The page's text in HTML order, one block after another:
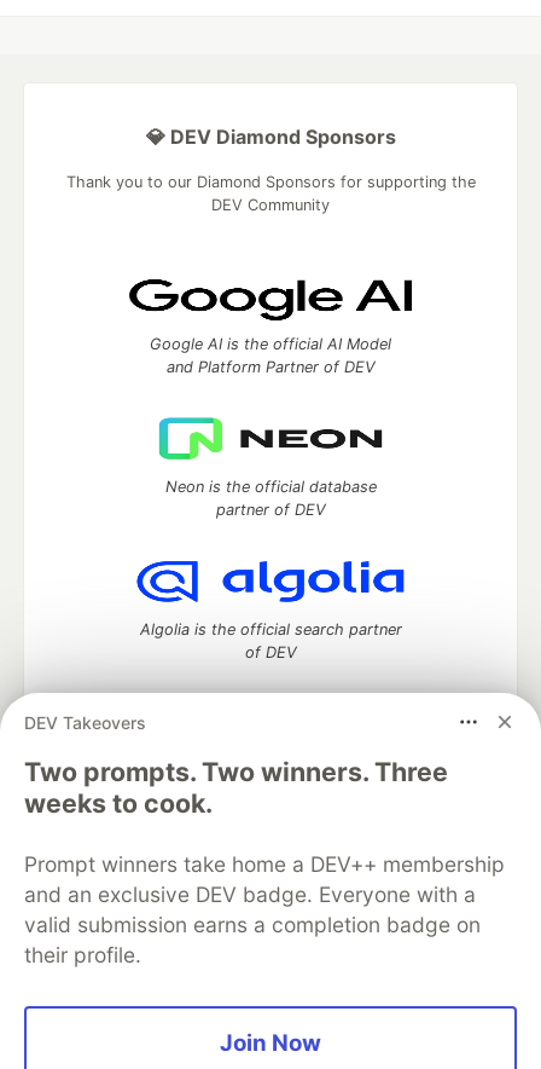
DEV Takeovers
Two prompts. Two winners. Three
weeks to cook.
Prompt winners take home a DEV++ membership
and an exclusive DEV badge. Everyone with a
valid submission earns a completion badge on
their profile.
Join Now
💎 DEV Diamond Sponsors
Thank you to our Diamond Sponsors for supporting the
DEV Community
Google AI is the official AI Model
and Platform Partner of DEV
Neon is the official database
partner of DEV
Algolia is the official search partner
of DEV
DEV Community— A space to discuss and keep up software
development and manage your software career
Home
DEV Challenges
Organization Accounts
DEV Showcase About
Contact
Free Postgres Database
DEV Shop
MLH
Code of Conduct
Privacy Policy
Terms of Use
Built on
Forem software that powers